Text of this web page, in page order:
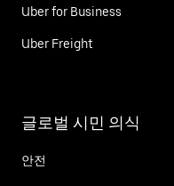
Uber for Business
Uber Freight
글로벌 시민 의식
안전